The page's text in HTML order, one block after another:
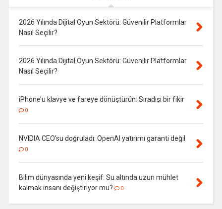
2026 Yılında Dijital Oyun Sektörü: Güvenilir Platformlar
Nasıl Seçilir?
2026 Yılında Dijital Oyun Sektörü: Güvenilir Platformlar
Nasıl Seçilir?
iPhone’u klavye ve fareye dönüştürün: Sıradışı bir fikir
0
NVIDIA CEO’su doğruladı: OpenAI yatırımı garanti değil
0
Bilim dünyasında yeni keşif: Su altında uzun mühlet
kalmak insanı değiştiriyor mu?
0